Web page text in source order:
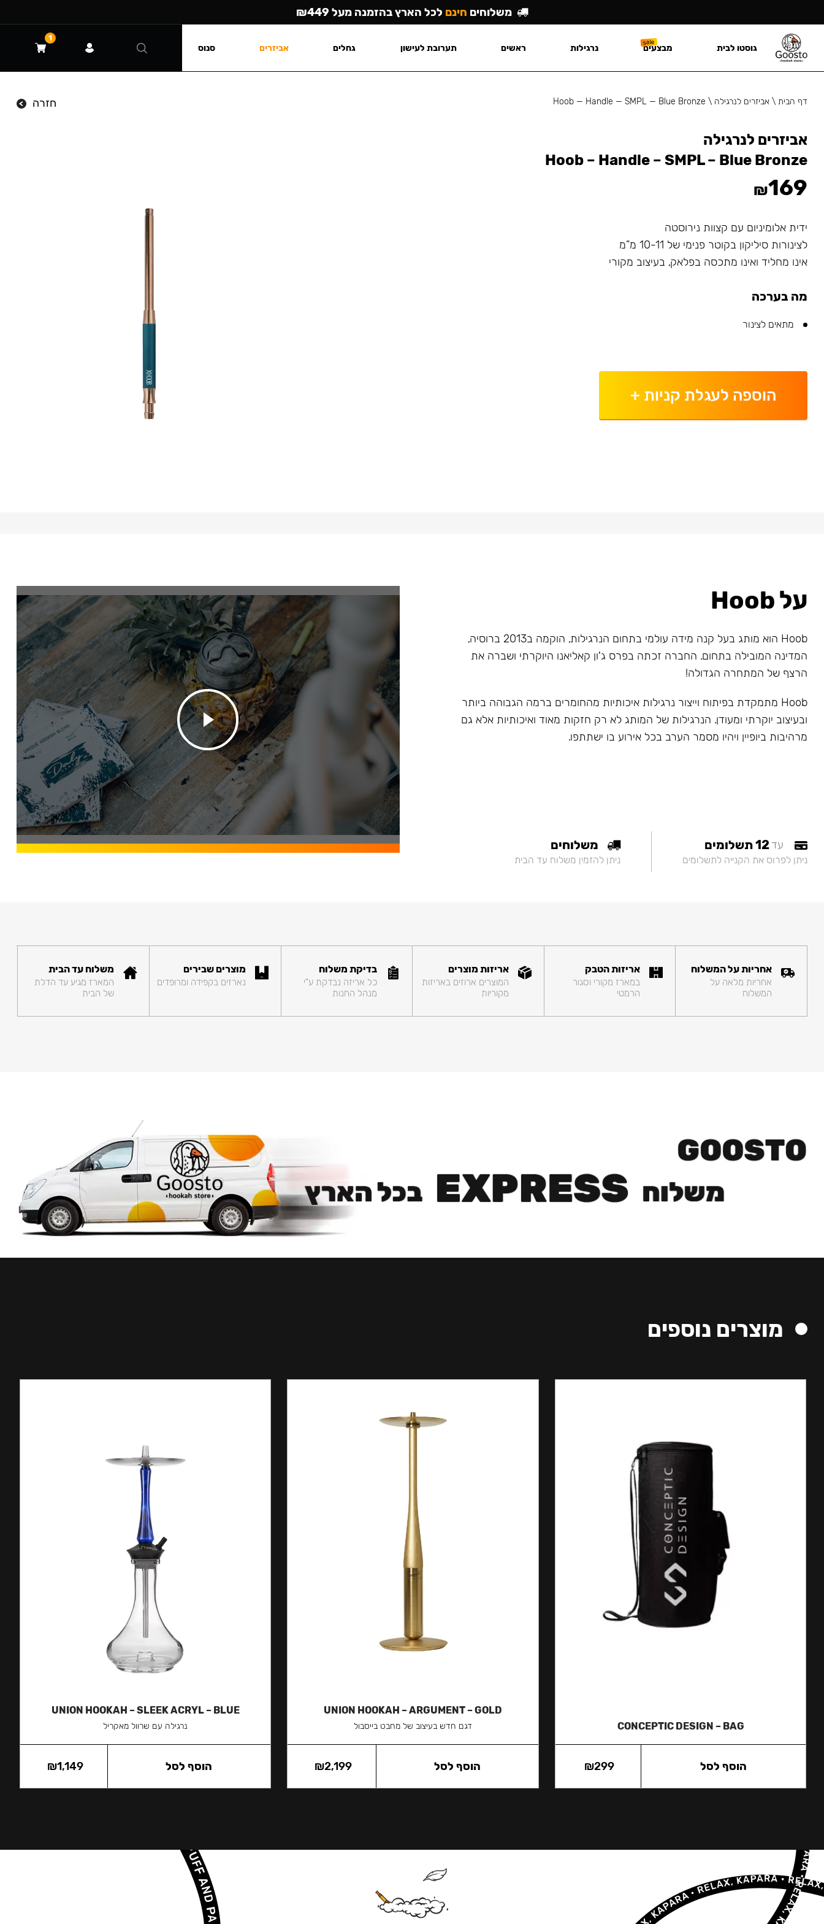
דף הבית\ אביזרים לנרגילה \
Hoob — Handle — SMPL — Blue Bronze חזרה
אביזרים לנרגילה
Hoob – Handle – SMPL – Blue Bronze
₪169
ידית אלומיניום עם קצוות נירוסטה
לצינורות סיליקון בקוטר פנימי של 10-11 מ”מ
אינו מחליד ואינו מתכסה בפלאק, בעיצוב מקורי
מה בערכה
מתאים לצינור
הוספה לעגלת קניות +
על Hoob
Hoob הוא מותג בעל קנה מידה עולמי בתחום הנרגילות, הוקמה ב2013 ברוסיה,
המדינה המובילה בתחום. החברה זכתה בפרס ג'ון קאליאנו היוקרתי ושברה את
הרצף של המתחרה הגדולה!
Hoob מתמקדת בפיתוח וייצור נרגילות איכותיות מהחומרים ברמה הגבוהה ביותר
ובעיצוב יוקרתי ומעודן. הנרגילות של המותג לא רק חזקות מאוד ואיכותיות אלא גם
מרהיבות ביופיין ויהיו מסמר הערב בכל אירוע בו ישתתפו.
עד12 תשלומים
ניתן לפרוס את הקנייה לתשלומים
משלוחים
ניתן להזמין משלוח עד הבית
אחריות על המשלוח
אחריות מלאה על
המשלוח
אריזות הטבק
במארז מקורי וסגור
הרמטי
אריזות מוצרים
המוצרים ארוזים באריזות
מקוריות
בדיקת משלוח
כל אריזה נבדקת ע"י
מנהל החנות
מוצרים שבירים
נארזים בקפידה ומרופדים
משלוח עד הבית
המארז מגיע עד הדלת
של הבית
מוצרים נוספים
CONCEPTIC DESIGN – BAG
₪299 הוסף לסל
UNION HOOKAH – ARGUMENT – GOLD
דגם חדש בעיצוב של מחבט בייסבול
₪2,199 הוסף לסל
UNION HOOKAH – SLEEK ACRYL – BLUE
נרגילה עם שרוול מאקריל
₪1,149 הוסף לסל
משלוחים חינם לכל הארץ בהזמנה מעל ₪449
גוסטו לבית מבצעים נרגילות ראשים תערובת לעישון גחלים אביזרים סנוס
1